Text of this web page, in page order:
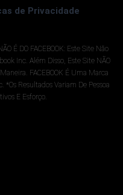
de Privacidade
É DO FACEBOOK: Este Site Não
Inc. Além Disso, Este Site NÃO
FACEBOOK É Uma Marca
*Os Resultados Variam De Pessoa
E Esforço.